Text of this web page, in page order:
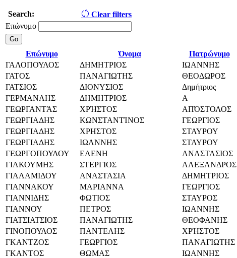
Search:
Clear filters
Επώνυμο
Επώνυμο Όνομα Πατρώνυμο
ΓΑΛΟΠΟΥΛΟΣ ΔΗΜΗΤΡΙΟΣ ΙΩΑΝΝΗΣ
ΓΑΤΟΣ
ΠΑΝΑΓΙΩΤΗΣ ΘΕΟΔΩΡΟΣ
ΓΑΤΣΙΟΣ
ΔΙΟΝΥΣΙΟΣ Δημήτριος
ΓΕΡΜΑΝΛΗΣ
ΔΗΜΗΤΡΙΟΣ Α
ΓΕΩΡΓΑΝΤΆΣ
ΧΡΉΣΤΟΣ ΑΠΌΣΤΟΛΟΣ
ΓΕΩΡΓΙΑΔΗΣ
ΚΩΝΣΤΑΝΤΊΝΟΣ ΓΕΩΡΓΙΟΣ
ΓΕΩΡΓΙΑΔΗΣ
ΧΡΗΣΤΟΣ ΣΤΑΥΡΟΥ
ΓΕΩΡΓΙΑΔΗΣ
ΙΩΑΝΝΗΣ ΣΤΑΥΡΟΥ
ΓΕΩΡΓΟΠΟΥΛΟΥ
ΕΛΕΝΗ ΑΝΑΣΤΑΣΙΟΣ
ΓΙΑΚΟΥΜΗΣ
ΣΤΕΡΓΙΟΣ ΑΛΕΞΑΝΔΡΟΣ
ΓΙΑΛΑΜΙΔΟΥ
ΑΝΑΣΤΑΣΙΑ ΔΗΜΗΤΡΙΟΣ
ΓΙΑΝΝΑΚΟΥ
ΜΑΡΙΑΝΝΑ ΓΕΩΡΓΙΟΣ
ΓΙΑΝΝΙΔΗΣ
ΦΩΤΙΟΣ ΣΤΑΥΡΟΣ
ΓΙΑΝΝΟΥ
ΠΕΤΡΟΣ ΙΩΑΝΝΗΣ
ΓΙΑΤΣΙΑΤΣΙΟΣ
ΠΑΝΑΓΙΩΤΗΣ ΘΕΟΦΑΝΗΣ
ΓΙΝΟΠΟΥΛΟΣ
ΠΑΝΤΕΛΗΣ ΧΡΉΣΤΟΣ
ΓΚΑΝΤΖΟΣ
ΓΕΩΡΓΙΟΣ ΠΑΝΑΓΙΩΤΗΣ
ΓΚΑΝΤΟΣ
ΘΩΜΑΣ ΙΩΑΝΝΗΣ